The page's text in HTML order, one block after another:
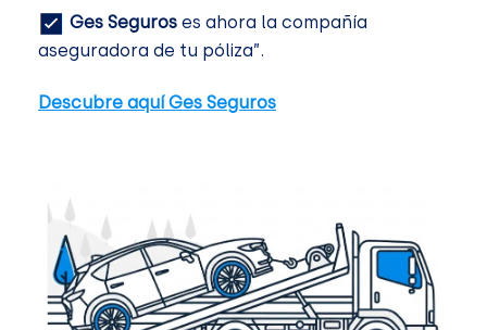
Ges Seguros es ahora la compañía
aseguradora de tu póliza”.
Descubre aquí Ges Seguros